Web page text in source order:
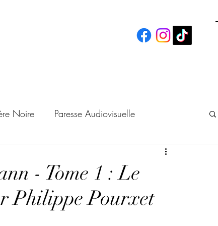
Noire Paresse Audiovisuelle
Folie Lycéenne Envie de Drames
- Tome 1 : Le
Philippe Pourxet